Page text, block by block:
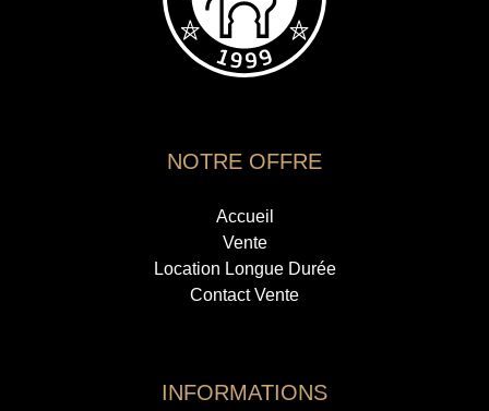
NOTRE OFFRE
Accueil
Vente
Location Longue Durée
Contact Vente
INFORMATIONS